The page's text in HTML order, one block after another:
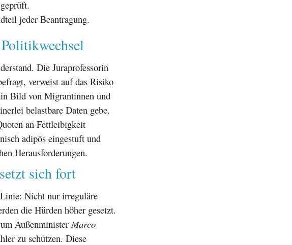
jeder Beantragung.
Die Juraprofessorin
verweist auf das Risiko
Bild von Migrantinnen und
belastbare Daten gebe.
an Fettleibigkeit
adipös eingestuft und
Herausforderungen.
sich fort
Nicht nur irreguläre
die Hürden höher gesetzt.
Außenminister Marco
zu schützen. Diese